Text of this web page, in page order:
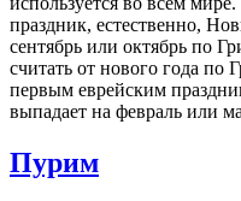
праздник, естественно,
сентябрь или октябрь по
считать от нового года по
первым еврейским
выпадает на февраль или
Пурим